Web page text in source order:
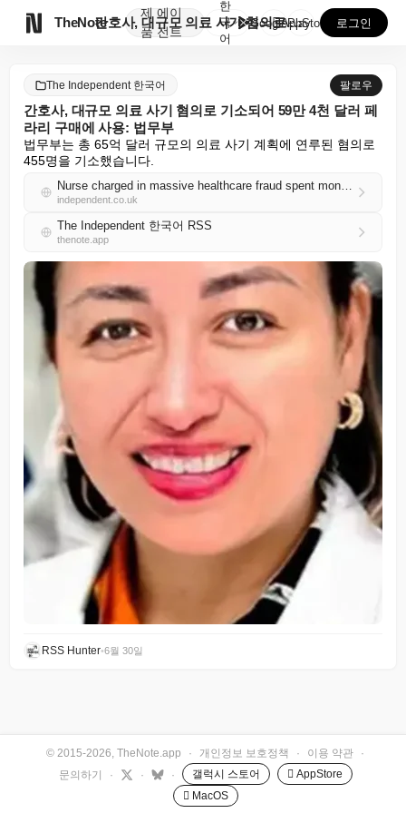
TheNote
제
품
에이
전트
간호사, 대규모 의료 사기 혐의로 기소되어 59만 4천...
한
국
어
GooglePlay
AppStore 로그인
The Independent 한국어 팔로우
간호사, 대규모 의료 사기 혐의로 기소되어 59만 4천 달러 페
라리 구매에 사용: 법무부
법무부는 총 65억 달러 규모의 의료 사기 계획에 연루된 혐의로
455명을 기소했습니다.
Nurse charged in massive healthcare fraud spent money on $594,000 Ferrari: DOJ
independent.co.uk
The Independent 한국어 RSS
thenote.app
RSS Hunter•6월 30일
© 2015-2026, TheNote.app · 개인정보 보호정책 · 이용 약관
·
문의하기
· · · 갤럭시 스토어
 AppStore
 MacOS